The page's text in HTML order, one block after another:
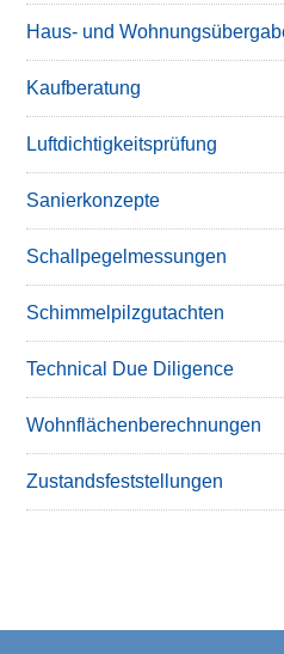
Haus- und
Kaufberatung
Luftdichtigkeitsprüfung
Sanierkonzepte
Schallpegelmessungen
Schimmelpilzgutachten
Technical Due Diligence
Wohnflächenberechnungen
Zustandsfeststellungen